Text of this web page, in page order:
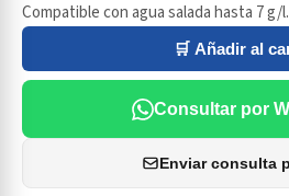
Compatible con agua salada hasta 7 g/l.
🛒 Añadir al
Consultar por
Enviar consulta